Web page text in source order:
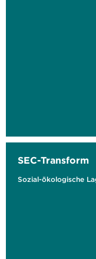
SEC-Transform
Sozial-ökologische